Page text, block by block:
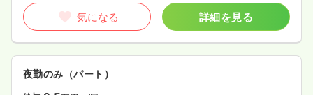
気になる 詳細を見る
夜勤のみ（パート）